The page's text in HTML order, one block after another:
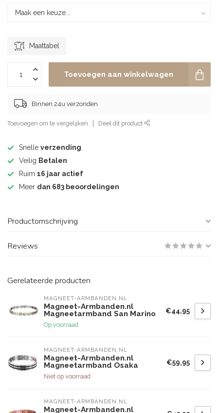
Maattabel
Toevoegen aan winkelwagen
Binnen 24u verzonden
Toevoegen om te vergelijken Deel dit product
Snelle verzending
Veilig Betalen
Ruim 16 jaar actief
Meer dan 683 beoordelingen
Productomschrijving
Reviews
Gerelateerde producten
MAGNEET-ARMBANDEN.NL
Magneet-Armbanden.nl
Magneetarmband San Marino
Op voorraad
€44,95
MAGNEET-ARMBANDEN.NL
Magneet-Armbanden.nl
Magneetarmband Osaka
Niet op voorraad
€59,95
MAGNEET-ARMBANDEN.NL
Magneet-Armbanden.nl